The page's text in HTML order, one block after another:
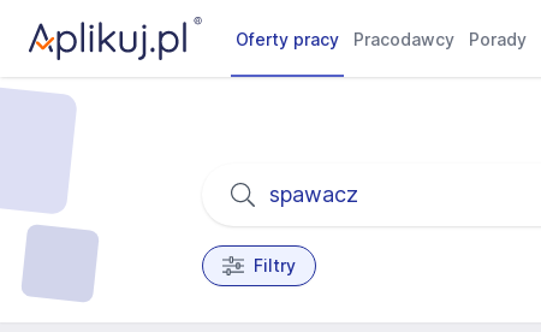
Oferty pracy Pracodawcy Porady
Filtry